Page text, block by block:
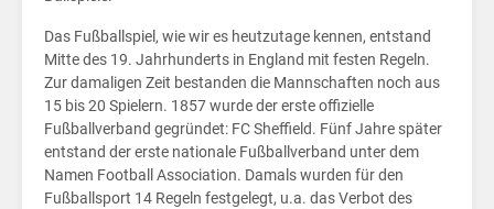
Das Fußballspiel, wie wir es heutzutage kennen, entstand
Mitte des 19. Jahrhunderts in England mit festen Regeln.
Zur damaligen Zeit bestanden die Mannschaften noch aus
15 bis 20 Spielern. 1857 wurde der erste offizielle
Fußballverband gegründet: FC Sheffield. Fünf Jahre später
entstand der erste nationale Fußballverband unter dem
Namen Football Association. Damals wurden für den
Fußballsport 14 Regeln festgelegt, u.a. das Verbot des